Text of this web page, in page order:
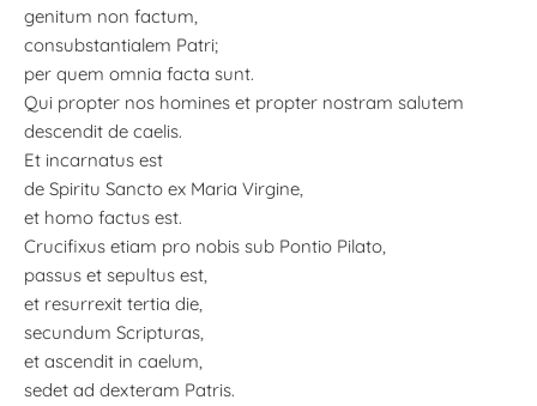
genitum non factum,
consubstantialem Patri;
per quem omnia facta sunt.
Qui propter nos homines et propter nostram salutem
descendit de caelis.
Et incarnatus est
de Spiritu Sancto ex Maria Virgine,
et homo factus est.
Crucifixus etiam pro nobis sub Pontio Pilato,
passus et sepultus est,
et resurrexit tertia die,
secundum Scripturas,
et ascendit in caelum,
sedet ad dexteram Patris.